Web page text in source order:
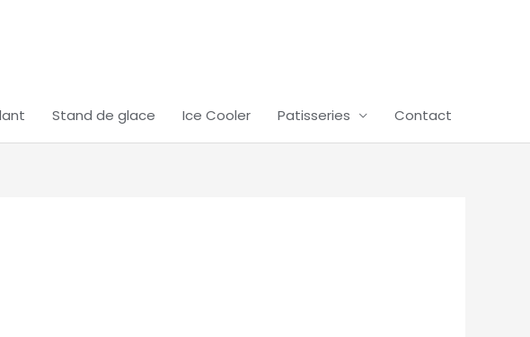
Stand de glace Ice Cooler Patisseries Contact